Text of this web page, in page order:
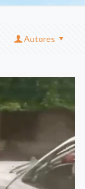
Autores